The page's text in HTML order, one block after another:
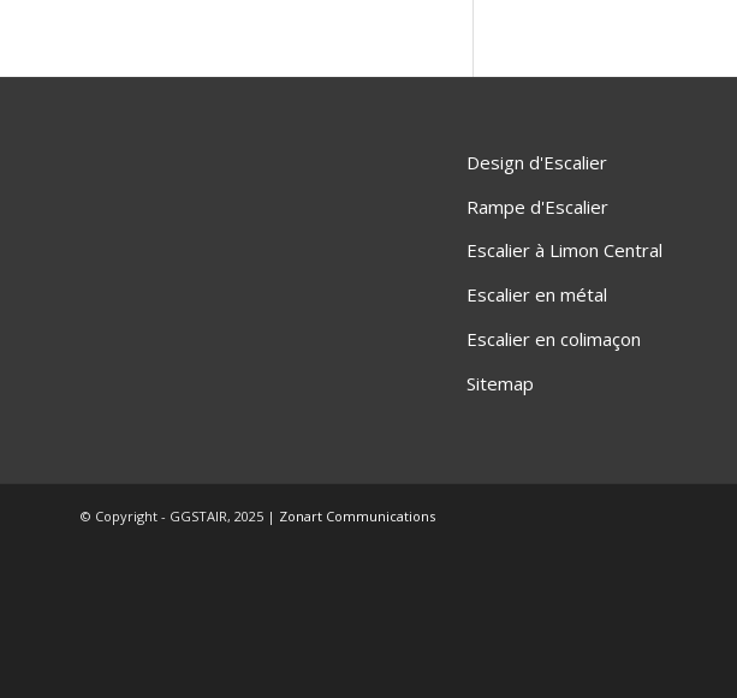
Design d'Escalier
Rampe d'Escalier
Escalier à Limon Central
Escalier en métal
Escalier en colimaçon
Sitemap
© Copyright - GGSTAIR, 2025 | Zonart Communications